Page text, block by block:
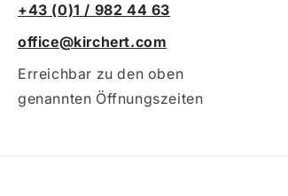
+43 (0)1 / 982 44 63
office@kirchert.com
Erreichbar zu den oben
genannten Öffnungszeiten